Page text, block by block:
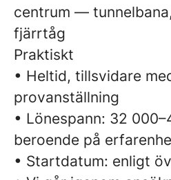
centrum —
fjärrtåg
Praktiskt
• Heltid, tillsvidare
provanställning
• Lönespann: 32
beroende på
• Startdatum: enligt